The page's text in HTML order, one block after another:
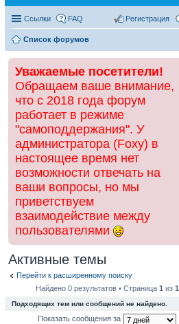
Ссылки FAQ Регистрация
Список форумов
Уважаемые посетители!
Обращаем ваше внимание,
что с 2018 года форум
работает в режиме
"самоподдержания". У
администратора (Foxy) в
настоящее время нет
возможности отвечать на
ваши вопросы, но мы
приветствуем
взаимодействие между
пользователями
Активные темы
Перейти к расширенному поиску
Найдено 0 результатов • Страница1 из1
Подходящих тем или сообщений не найдено.
Показать сообщения за